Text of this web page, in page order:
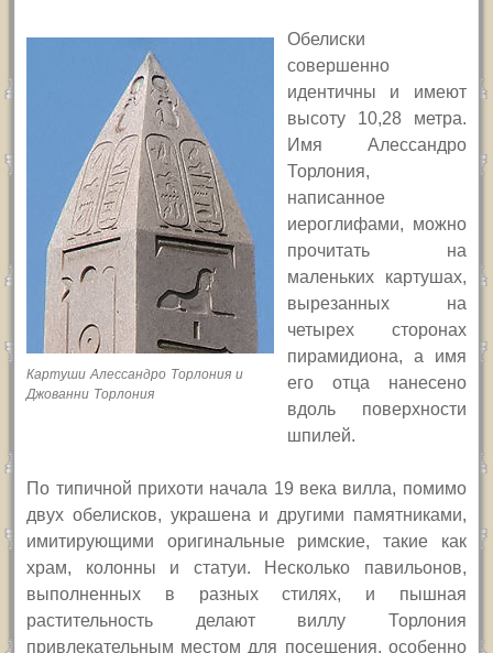
Картуши Алессандро Торлония и
Джованни Торлония
Обелиски
совершенно
идентичны и имеют
высоту 10,28 метра.
Имя Алессандро
Торлония,
написанное
иероглифами, можно
прочитать на
маленьких картушах,
вырезанных на
четырех сторонах
пирамидиона, а имя
его отца нанесено
вдоль поверхности
шпилей.
По типичной прихоти начала 19 века вилла, помимо
двух обелисков, украшена и другими памятниками,
имитирующими оригинальные римские, такие как
храм, колонны и статуи. Несколько павильонов,
выполненных в разных стилях, и пышная
растительность делают виллу Торлония
привлекательным местом для посещения, особенно